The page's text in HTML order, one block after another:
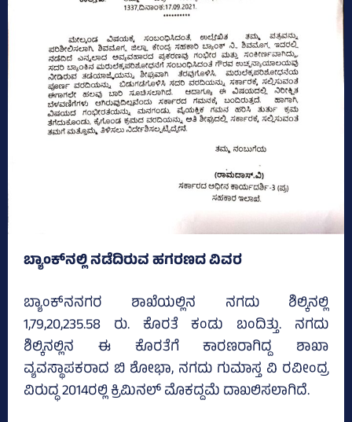
ಬ್ಯಾಂಕ್‌ನಲ್ಲಿ ನಡೆದಿರುವ ಹಗರಣದ ವಿವರ
ಬ್ಯಾಂಕ್‌ನನಗರ ಶಾಖೆಯಲ್ಲಿನ ನಗದು ಶಿಲ್ಕಿನಲ್ಲಿ
1,79,20,235.58 ರು. ಕೊರತೆ ಕಂಡು ಬಂದಿತ್ತು. ನಗದು
ಶಿಲ್ಕಿನಲ್ಲಿನ ಈ ಕೊರತೆಗೆ ಕಾರಣರಾಗಿದ್ದ ಶಾಖಾ
ವ್ಯವಸ್ಥಾಪಕರಾದ ಬಿ ಶೋಭಾ, ನಗದು ಗುಮಾಸ್ತ ವಿ ರವೀಂದ್ರ
ವಿರುದ್ಧ 2014ರಲ್ಲಿ ಕ್ರಿಮಿನಲ್‌ ಮೊಕದ್ದಮೆ ದಾಖಲಿಸಲಾಗಿದೆ.